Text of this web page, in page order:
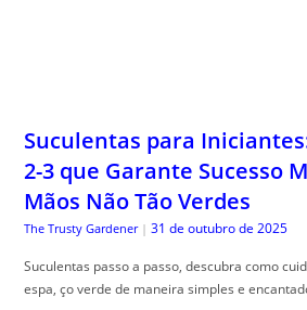
Suculentas para
2-3 que Garante Sucesso
Mãos Não Tão Verdes
The Trusty Gardener | 31 de outubro de 2025
Suculentas passo a passo, descubra como
espa, ço verde de maneira simples e